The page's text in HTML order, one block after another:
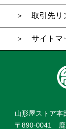
取引先リ
サイトマ
山形屋ストア本
〒890-0041 鹿